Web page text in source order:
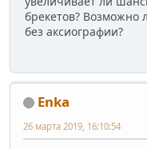
брекетов? Возможно
без аксиографии?
Enka
26 марта 2019, 16:10:54